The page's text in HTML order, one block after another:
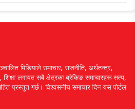
मिडियाले समाचार, राजनीति, अर्थतन्त्र,
शिक्षा लगायत सबै क्षेत्रका ब्रेकिङ समाचारहरू सत्य,
प्रस्तुत गर्छ। विश्वसनीय समाचार दिन यस पोर्टल